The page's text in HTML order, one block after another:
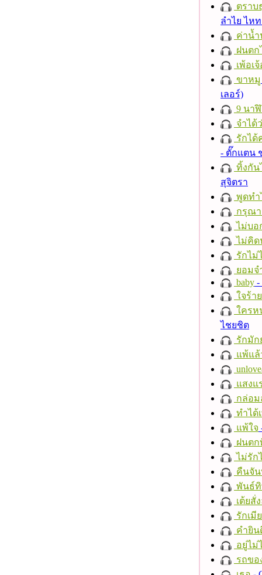
ตราบ
ลำไย ไห
ค่าน้
ฝนตก
เพ้อเ
ขาหมู
เลอร์)
9 นา
จำได้
รักได้
- ตั๊กแตน
ทิ้งกัน
สุจิตรา
พูดทำ
กรุณา
ไม่บอ
ไม่คิด
รักไม่
ยอม
baby -
ใจร้าย
ใครห
ไชยชิต
รักมัก
แพ้แล้
แสงแ
กล่อม
ทำได้
แพ้ใจ
ฝนตก
ไม่รัก
คืนจั
พันธ์
เต้ยสั่
รักเมี
คำยิน
อยู่ไม่
รถขอ